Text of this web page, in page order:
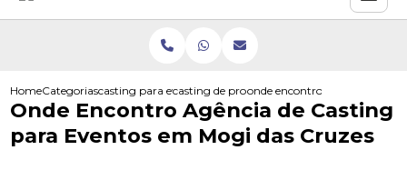
HomeCategoriascasting para eventoscasting de promotores para eventos
onde encontro agencia de
Onde Encontro Agência de Casting
para Eventos em Mogi das Cruzes